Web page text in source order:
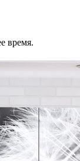
время.